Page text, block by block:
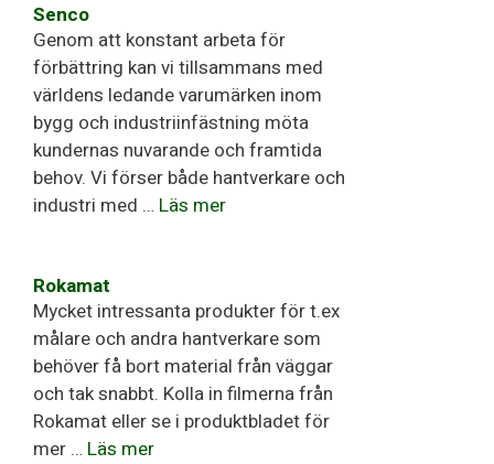
Senco
Genom att konstant arbeta för
förbättring kan vi tillsammans med
världens ledande varumärken inom
bygg och industriinfästning möta
kundernas nuvarande och framtida
behov. Vi förser både hantverkare och
industri med … Läs mer
Rokamat
Mycket intressanta produkter för t.ex
målare och andra hantverkare som
behöver få bort material från väggar
och tak snabbt. Kolla in filmerna från
Rokamat eller se i produktbladet för
mer … Läs mer